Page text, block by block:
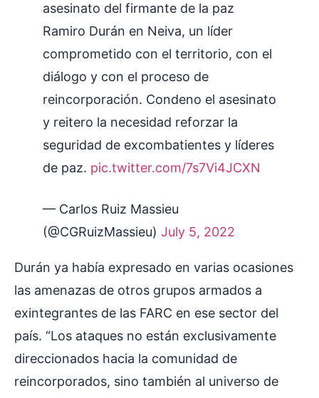
asesinato del firmante de la paz
Ramiro Durán en Neiva, un líder
comprometido con el territorio, con el
diálogo y con el proceso de
reincorporación. Condeno el asesinato
y reitero la necesidad reforzar la
seguridad de excombatientes y líderes
de paz. pic.twitter.com/7s7Vi4JCXN
— Carlos Ruiz Massieu
(@CGRuizMassieu) July 5, 2022
Durán ya había expresado en varias ocasiones
las amenazas de otros grupos armados a
exintegrantes de las FARC en ese sector del
país. “Los ataques no están exclusivamente
direccionados hacia la comunidad de
reincorporados, sino también al universo de